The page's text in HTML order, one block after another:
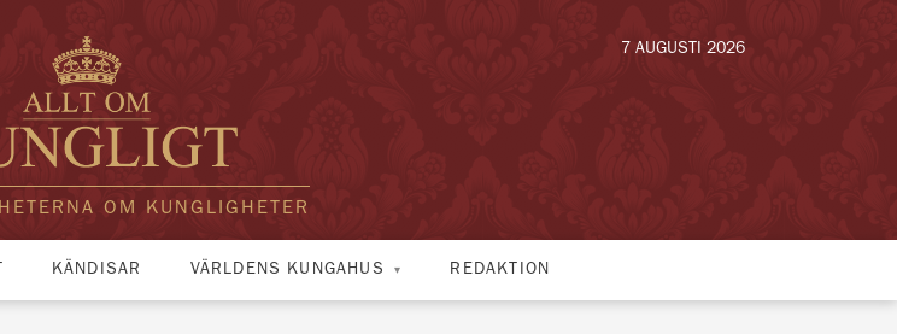
OM KUNGLIGHETER
7 AUGUSTI 2026
KÄNDISAR VÄRLDENS KUNGAHUS REDAKTION